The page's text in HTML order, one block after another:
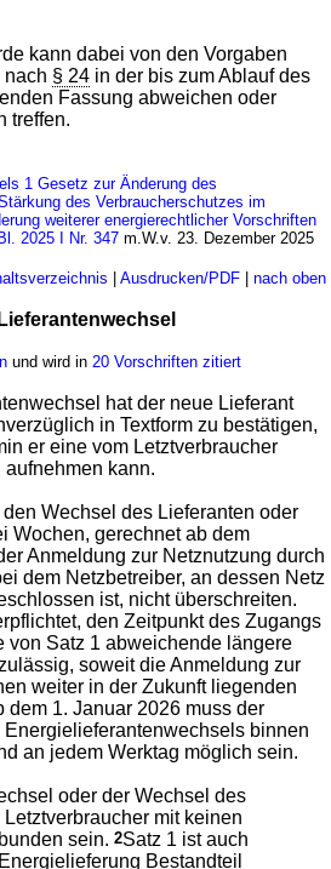
kann dabei von den Vorgaben
nach § 24 in der bis zum Ablauf des
Fassung abweichen oder
treffen.
1 Gesetz zur Änderung des
des Verbraucherschutzes im
weiterer energierechtlicher Vorschriften
2025 I Nr. 347 m.W.v. 23. Dezember 2025
Ausdrucken/PDF| nach oben
und wird in20 Vorschriften zitiert
hat der neue Lieferant
in Textform zu bestätigen,
er eine vom Letztverbraucher
kann.
den Wechsel des Lieferanten oder
Wochen, gerechnet ab dem
Anmeldung zur Netznutzung durch
dem Netzbetreiber, an dessen Netz
ist, nicht überschreiten.
den Zeitpunkt des Zugangs
von Satz 1 abweichende längere
soweit die Anmeldung zur
weiter in der Zukunft liegenden
dem 1. Januar 2026 muss der
binnen
an jedem Werktag möglich sein.
oder der Wechsel des
mit keinen
sein.2Satz 1 ist auch
Bestandteil